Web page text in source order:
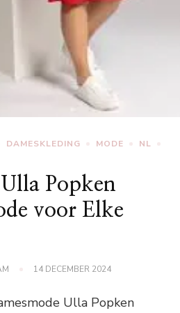
DAMESKLEDING MODE
NL
Popken
voor Elke
14 DECEMBER 2024
Ulla Popken